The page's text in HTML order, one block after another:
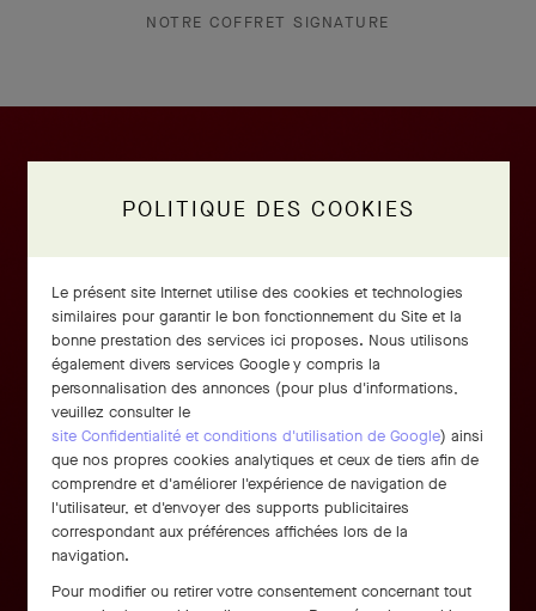
NOTRE COFFRET SIGNATURE
POLITIQUE DES COOKIES
Le présent site Internet utilise des cookies et technologies
similaires pour garantir le bon fonctionnement du Site et la
bonne prestation des services ici proposes. Nous utilisons
également divers services Google y compris la
personnalisation des annonces (pour plus d'informations,
veuillez consulter le
site Confidentialité et conditions d'utilisation de Google) ainsi
que nos propres cookies analytiques et ceux de tiers afin de
comprendre et d'améliorer l'expérience de navigation de
l'utilisateur, et d'envoyer des supports publicitaires
correspondant aux préférences affichées lors de la
navigation.
Pour modifier ou retirer votre consentement concernant tout